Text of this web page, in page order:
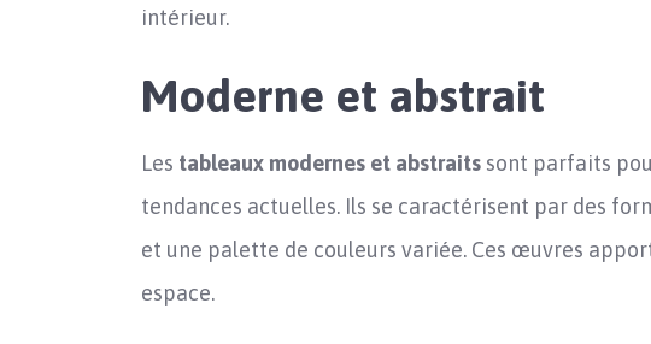
intérieur.
Moderne et abstrait
Les tableaux modernes et abstraits sont parfaits
tendances actuelles. Ils se caractérisent par des
et une palette de couleurs variée. Ces œuvres
espace.